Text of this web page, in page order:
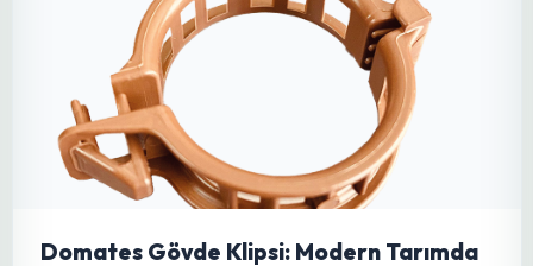
14 May 2026